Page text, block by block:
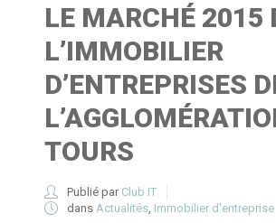
LE MARCHÉ 2015
L’IMMOBILIER
D’ENTREPRISES
TOURS
Publié par Club IT
dans Actualités Immobilier d'entreprise